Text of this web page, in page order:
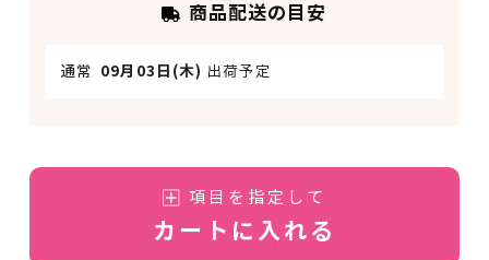
商品配送の目安
通常 09月03日(木) 出荷予定
項目を指定して
カートに入れる